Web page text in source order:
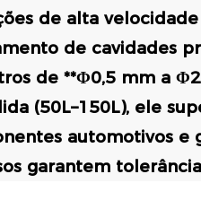
de alta
de cavidades
de **Φ0,5 mm a
(50L–150L), ele
automotivos e
garantem